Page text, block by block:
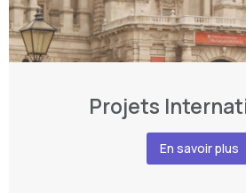
Projets
En savoir plus